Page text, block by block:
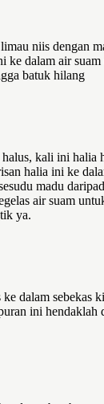
niis dengan
ke dalam air
batuk hilang
kali ini halia
halia ini ke
madu
air suam
ya.
dalam sebekas
ini hendaklah